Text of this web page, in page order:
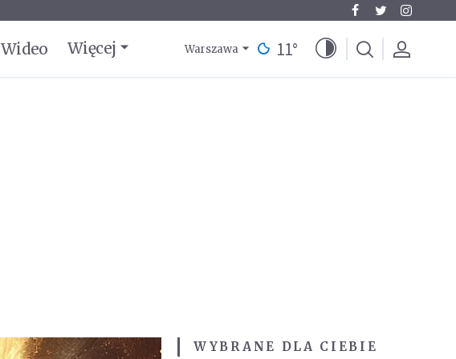
Wideo Więcej Warszawa 11°
WYBRANE DLA CIEBIE